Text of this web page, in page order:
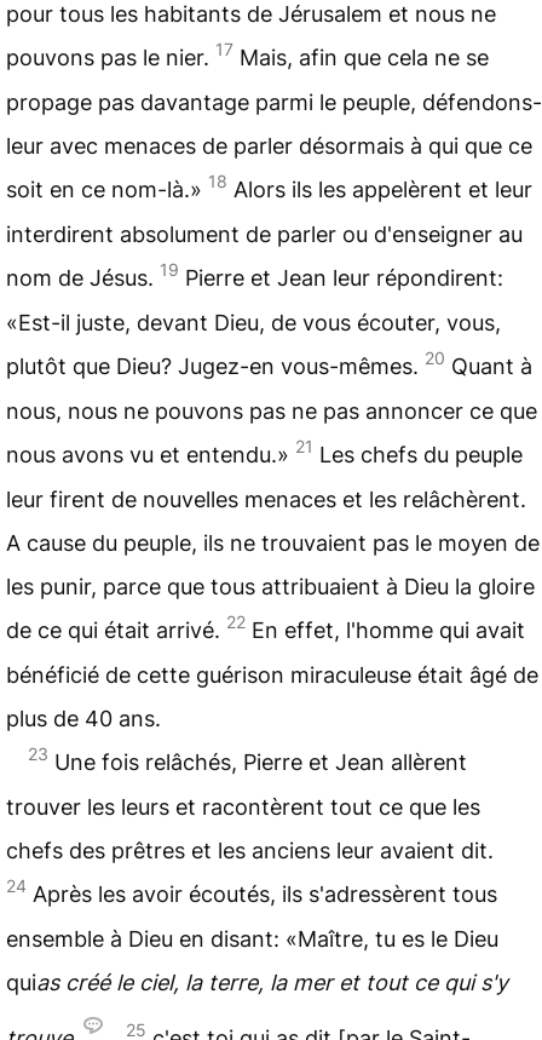
pour tous les habitants de Jérusalem et nous ne
pouvons pas le nier. 17 Mais, afin que cela ne se
propage pas davantage parmi le peuple, défendons-
leur avec menaces de parler désormais à qui que ce
soit en ce nom-là.» 18 Alors ils les appelèrent et leur
interdirent absolument de parler ou d'enseigner au
nom de Jésus. 19 Pierre et Jean leur répondirent:
«Est-il juste, devant Dieu, de vous écouter, vous,
plutôt que Dieu? Jugez-en vous-mêmes. 20 Quant à
nous, nous ne pouvons pas ne pas annoncer ce que
nous avons vu et entendu.» 21 Les chefs du peuple
leur firent de nouvelles menaces et les relâchèrent.
A cause du peuple, ils ne trouvaient pas le moyen de
les punir, parce que tous attribuaient à Dieu la gloire
de ce qui était arrivé. 22 En effet, l'homme qui avait
bénéficié de cette guérison miraculeuse était âgé de
plus de 40 ans.
23 Une fois relâchés, Pierre et Jean allèrent
trouver les leurs et racontèrent tout ce que les
chefs des prêtres et les anciens leur avaient dit.
24 Après les avoir écoutés, ils s'adressèrent tous
ensemble à Dieu en disant: «Maître, tu es le Dieu
quias créé le ciel, la terre, la mer et tout ce qui s'y
25